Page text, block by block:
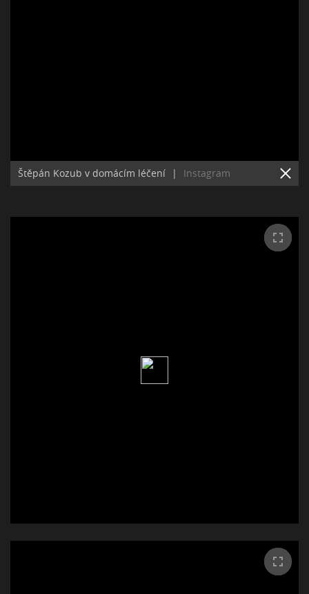
Štěpán Kozub v domácím léčení | Instagram